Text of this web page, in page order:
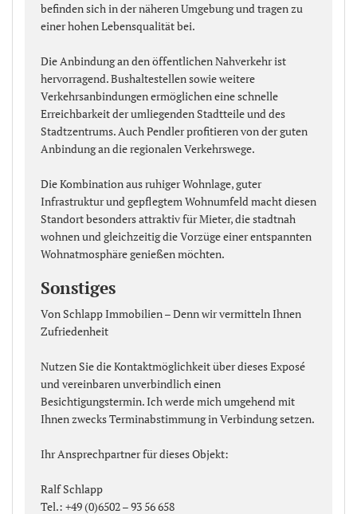
befinden sich in der näheren Umgebung und tragen zu
einer hohen Lebensqualität bei.
Die Anbindung an den öffentlichen Nahverkehr ist
hervorragend. Bushaltestellen sowie weitere
Verkehrsanbindungen ermöglichen eine schnelle
Erreichbarkeit der umliegenden Stadtteile und des
Stadtzentrums. Auch Pendler profitieren von der guten
Anbindung an die regionalen Verkehrswege.
Die Kombination aus ruhiger Wohnlage, guter
Infrastruktur und gepflegtem Wohnumfeld macht diesen
Standort besonders attraktiv für Mieter, die stadtnah
wohnen und gleichzeitig die Vorzüge einer entspannten
Wohnatmosphäre genießen möchten.
Sonstiges
Von Schlapp Immobilien – Denn wir vermitteln Ihnen
Zufriedenheit
Nutzen Sie die Kontaktmöglichkeit über dieses Exposé
und vereinbaren unverbindlich einen
Besichtigungstermin. Ich werde mich umgehend mit
Ihnen zwecks Terminabstimmung in Verbindung setzen.
Ihr Ansprechpartner für dieses Objekt:
Ralf Schlapp
Tel.: +49 (0)6502 – 93 56 658